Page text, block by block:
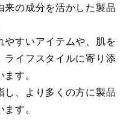
来の成分を活かした製品
やすいアイテムや、肌を
ライフスタイルに寄り添
す。
し、より多くの方に製品
す。